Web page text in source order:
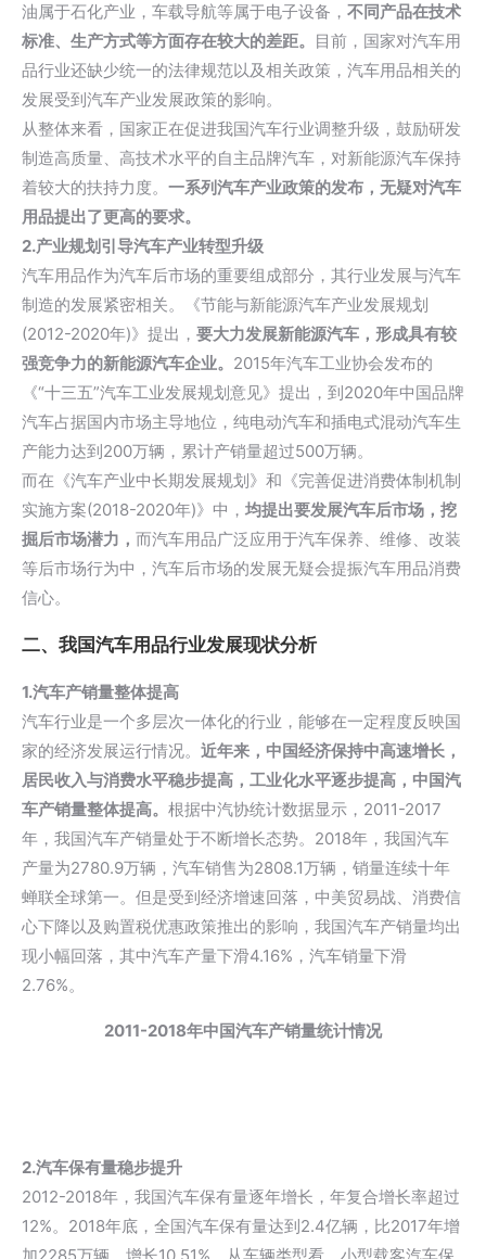
油属于石化产业，车载导航等属于电子设备， 不同产品在技术
标准、生产方式等方面存在较大的差距。 目前，国家对汽车用
品行业还缺少统一的法律规范以及相关政策，汽车用品相关的
发展受到汽车产业发展政策的影响。
从整体来看，国家正在促进我国汽车行业调整升级，鼓励研发
制造高质量、高技术水平的自主品牌汽车，对新能源汽车保持
着较大的扶持力度。 一系列汽车产业政策的发布，无疑对汽车
用品提出了更高的要求。
2.产业规划引导汽车产业转型升级
汽车用品作为汽车后市场的重要组成部分，其行业发展与汽车
制造的发展紧密相关。《节能与新能源汽车产业发展规划
(2012-2020年)》提出， 要大力发展新能源汽车，形成具有较
强竞争力的新能源汽车企业。 2015年汽车工业协会发布的
《“十三五”汽车工业发展规划意见》提出，到2020年中国品牌
汽车占据国内市场主导地位，纯电动汽车和插电式混动汽车生
产能力达到200万辆，累计产销量超过500万辆。
而在《汽车产业中长期发展规划》和《完善促进消费体制机制
实施方案(2018-2020年)》中， 均提出要发展汽车后市场，挖
掘后市场潜力， 而汽车用品广泛应用于汽车保养、维修、改装
等后市场行为中，汽车后市场的发展无疑会提振汽车用品消费
信心。
二、我国汽车用品行业发展现状分析
1.汽车产销量整体提高
汽车行业是一个多层次一体化的行业，能够在一定程度反映国
家的经济发展运行情况。 近年来，中国经济保持中高速增长，
居民收入与消费水平稳步提高，工业化水平逐步提高，中国汽
车产销量整体提高。 根据中汽协统计数据显示，2011-2017
年，我国汽车产销量处于不断增长态势。2018年，我国汽车
产量为2780.9万辆，汽车销售为2808.1万辆，销量连续十年
蝉联全球第一。但是受到经济增速回落，中美贸易战、消费信
心下降以及购置税优惠政策推出的影响，我国汽车产销量均出
现小幅回落，其中汽车产量下滑4.16%，汽车销量下滑
2.76%。
2011-2018年中国汽车产销量统计情况
2.汽车保有量稳步提升
2012-2018年，我国汽车保有量逐年增长，年复合增长率超过
12%。2018年底，全国汽车保有量达到2.4亿辆，比2017年增